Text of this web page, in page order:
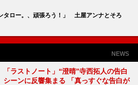
タロー。、頑張ろう！」 土屋アンナとそろ
NEWS
「ラストノート」“澄晴”寺西拓人の告白
シーンに反響集まる 「真っすぐな告白が